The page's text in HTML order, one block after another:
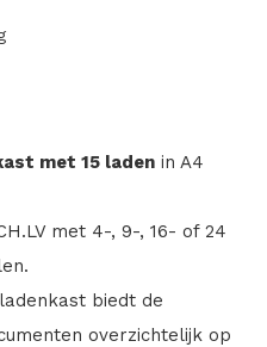
met 15 laden in A4
met 4-, 9-, 16- of 24
biedt de
overzichtelijk op